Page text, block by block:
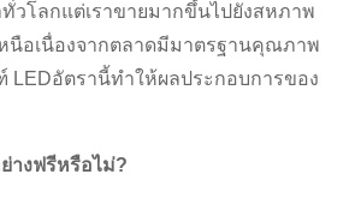
วโลกแต่เราขายมากขึ้นไปยังสหภาพ
หนือเนื่องจากตลาดมีมาตรฐานคุณภาพ
อัตรานี้ทำให้ผลประกอบการของ
างฟรีหรือไม่?